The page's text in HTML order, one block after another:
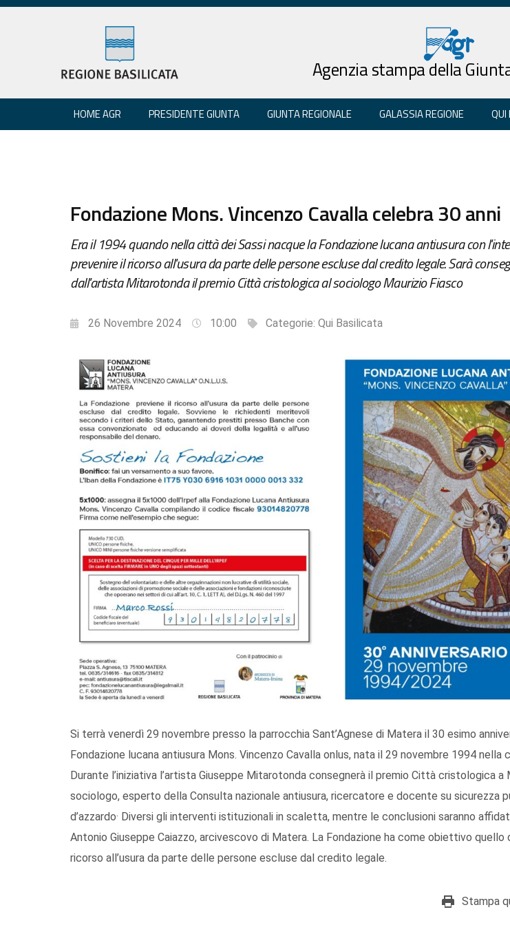
Agenzia stampa della
HOME AGR PRESIDENTE GIUNTA GIUNTA REGIONALE GALASSIA REGIONE QUI
Fondazione Mons. Vincenzo Cavalla celebra 30 anni
Era il 1994 quando nella città dei Sassi nacque la Fondazione lucana antiusura con
prevenire il ricorso all'usura da parte delle persone escluse dal credito legale. Sarà
dall'artista Mitarotonda il premio Città cristologica al sociologo Maurizio Fiasco
26 Novembre 2024 10:00 Categorie: Qui Basilicata
Si terrà venerdì 29 novembre presso la parrocchia Sant’Agnese di Matera il 30 esimo
Fondazione lucana antiusura Mons. Vincenzo Cavalla onlus, nata il 29 novembre 1994 nella
Durante l’iniziativa l’artista Giuseppe Mitarotonda consegnerà il premio Città cristologica a
sociologo, esperto della Consulta nazionale antiusura, ricercatore e docente su sicurezza
d’azzardo· Diversi gli interventi istituzionali in scaletta, mentre le conclusioni saranno
Antonio Giuseppe Caiazzo, arcivescovo di Matera. La Fondazione ha come obiettivo quello
ricorso all’usura da parte delle persone escluse dal credito legale.
Stampa